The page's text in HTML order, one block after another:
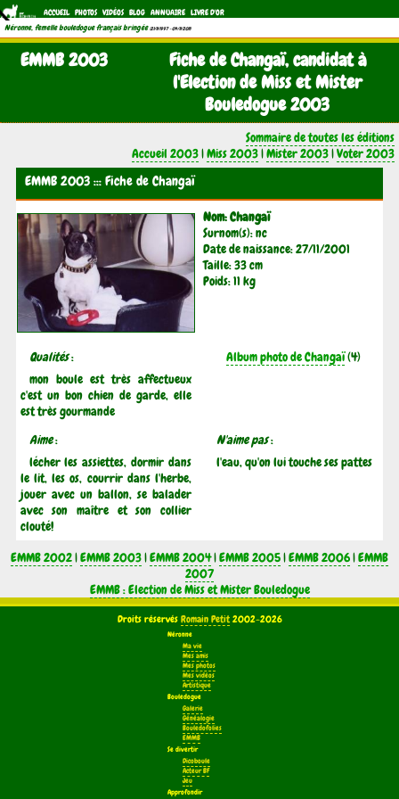
ACCUEIL PHOTOS VIDÉOS BLOG ANNUAIRE LIVRE D'OR
Néronne, femelle bouledogue français bringée (21/11/1997 - 04/11/2011)
EMMB 2003
Fiche de Changaï, candidat à
l'Election de Miss et Mister
Bouledogue 2003
Sommaire de toutes les éditions
Accueil 2003|Miss 2003|Mister 2003|Voter 2003
EMMB 2003 ::: Fiche de Changaï
Nom: Changaï
Surnom(s): nc
Date de naissance: 27/11/2001
Taille: 33 cm
Poids: 11 kg
Qualités:
mon boule est très affectueux
c'est un bon chien de garde, elle
est très gourmande
Album photo de Changaï(4)
Aime:
lécher les assiettes, dormir dans
le lit, les os, courrir dans l'herbe,
jouer avec un ballon, se balader
avec son maître et son collier
clouté!
N'aime pas:
l'eau, qu'on lui touche ses pattes
EMMB 2002|EMMB 2003|EMMB 2004|EMMB 2005|EMMB 2006|EMMB
2007
EMMB : Election de Miss et Mister Bouledogue
Droits réservés Romain Petit2002-2026
Néronne
Ma vie
Mes amis
Mes photos
Mes vidéos
Artistique
Bouledogue
Galerie
Généalogie
Bouledofolies
EMMB
Se divertir
Dicoboule
Acteur BF
Jeu
Approfondir